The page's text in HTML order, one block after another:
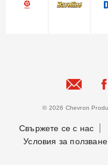
© 2026 Chevron
Свържете се с нас
Условия за ползване